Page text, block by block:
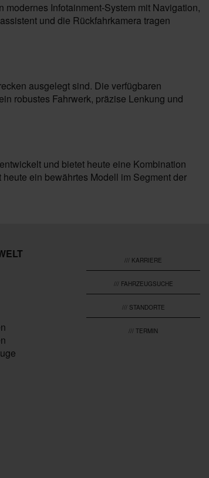
Infotainment-System mit Navigation,
und die Rückfahrkamera tragen
ausgelegt sind. Die verfügbaren
robustes Fahrwerk, präzise Lenkung und
und bietet heute eine Kombination
ein bewährtes Modell im Segment der
/// KARRIERE
/// FAHRZEUGSUCHE
/// STANDORTE
/// TERMIN